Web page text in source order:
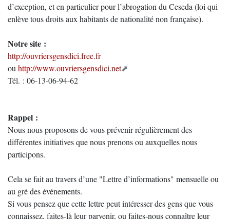
d’exception, et en particulier pour l’abrogation du Ceseda (loi qui
enlève tous droits aux habitants de nationalité non française).
Notre site :
http://ouvriersgensdici.free.fr
ou http://www.ouvriersgensdici.net
Tél. : 06-13-06-94-62
Rappel :
Nous nous proposons de vous prévenir régulièrement des
différentes initiatives que nous prenons ou auxquelles nous
participons.
Cela se fait au travers d’une "Lettre d’informations" mensuelle ou
au gré des événements.
Si vous pensez que cette lettre peut intéresser des gens que vous
connaissez, faites-là leur parvenir, ou faites-nous connaître leur